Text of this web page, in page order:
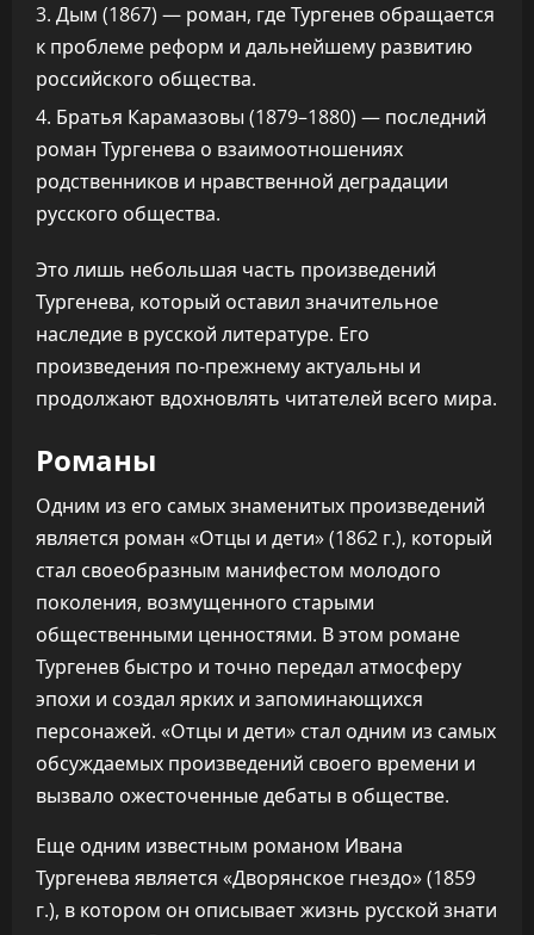
Дым (1867) — роман, где Тургенев обращается
к проблеме реформ и дальнейшему развитию
российского общества.
Братья Карамазовы (1879–1880) — последний
роман Тургенева о взаимоотношениях
родственников и нравственной деградации
русского общества.
Это лишь небольшая часть произведений
Тургенева, который оставил значительное
наследие в русской литературе. Его
произведения по-прежнему актуальны и
продолжают вдохновлять читателей всего мира.
Романы
Одним из его самых знаменитых произведений
является роман «Отцы и дети» (1862 г.), который
стал своеобразным манифестом молодого
поколения, возмущенного старыми
общественными ценностями. В этом романе
Тургенев быстро и точно передал атмосферу
эпохи и создал ярких и запоминающихся
персонажей. «Отцы и дети» стал одним из самых
обсуждаемых произведений своего времени и
вызвало ожесточенные дебаты в обществе.
Еще одним известным романом Ивана
Тургенева является «Дворянское гнездо» (1859
г.), в котором он описывает жизнь русской знати